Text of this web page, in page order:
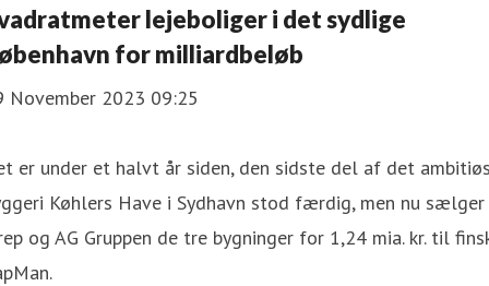
lejeboliger i det sydlige
for milliardbeløb
November 2023 09:25
er under et halvt år siden, den sidste del af det
Køhlers Have i Sydhavn stod færdig, men nu sælger
og AG Gruppen de tre bygninger for 1,24 mia. kr. til